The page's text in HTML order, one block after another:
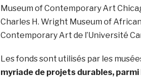
Museum of Contemporary Art
Charles H. Wright Museum of
Contemporary Art de l’Université
Les fonds sont utilisés par les
myriade de projets durables,